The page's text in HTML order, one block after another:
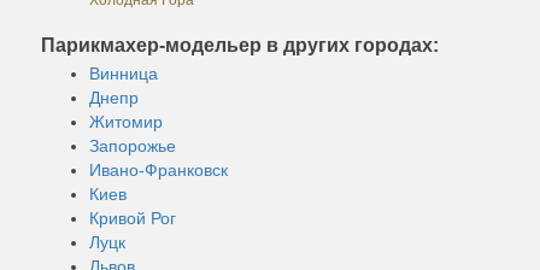
Парикмахер-модельер в других городах:
Винница
Днепр
Житомир
Запорожье
Ивано-Франковск
Киев
Кривой Рог
Луцк
Львов